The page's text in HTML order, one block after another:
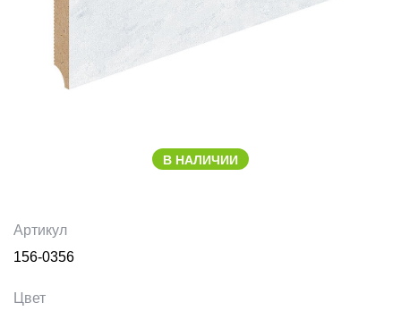
В НАЛИЧИИ
Артикул
156-0356
Цвет